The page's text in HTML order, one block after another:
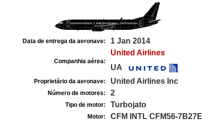
Data de entrega da aeronave: 1 Jan 2014
Companhia aérea:
United Airlines
UA
Proprietário da aeronave: United Airlines Inc
Número de motores: 2
Tipo de motor: Turbojato
Motor: CFM INTL CFM56-7B27E